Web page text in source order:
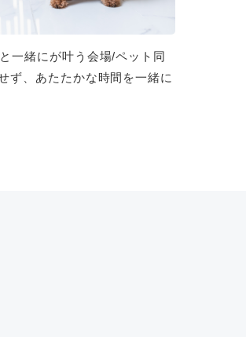
一緒にが叶う会場/ペット同
ず、あたたかな時間を一緒に